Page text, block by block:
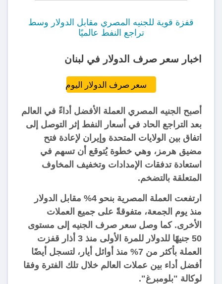
قفزة قوية للجنيه المصري مقابل الدولار وسط
تراجع النفط عالميًا
اخبار سعر صرف الدولار في لبنان
سعر صرف الدولار اليوم
أصبح الجنيه المصري العملة الأفضل أداءً في العالم
بعد التراجع الحاد في أسعار النفط إثر التوصل إلى
اتفاق بين الولايات المتحدة وإيران لإعادة فتح
مضيق هرمز، وهي خطوة يُتوقع أن تسهم في
استعادة تدفقات الإمدادات وتخفيف المخاوف
المتعلقة بالتضخم.
ارتفعت العملة المصرية بنحو 4% مقابل الدولار
منذ يوم الجمعة، متفوقةً على جميع العملات
الأخرى. كما وصل سعر صرف الجنيه إلى مستوى
50 جنيهًا للدولار للمرة الأولى منذ 3 أذار قفزت
العملة بأكثر من 7% منذ أوائل أيار، لتسجل أيضًا
أفضل أداء بين عملات العالم خلال تلك الفترة وفقا
لوكالة "بلومبرغ".